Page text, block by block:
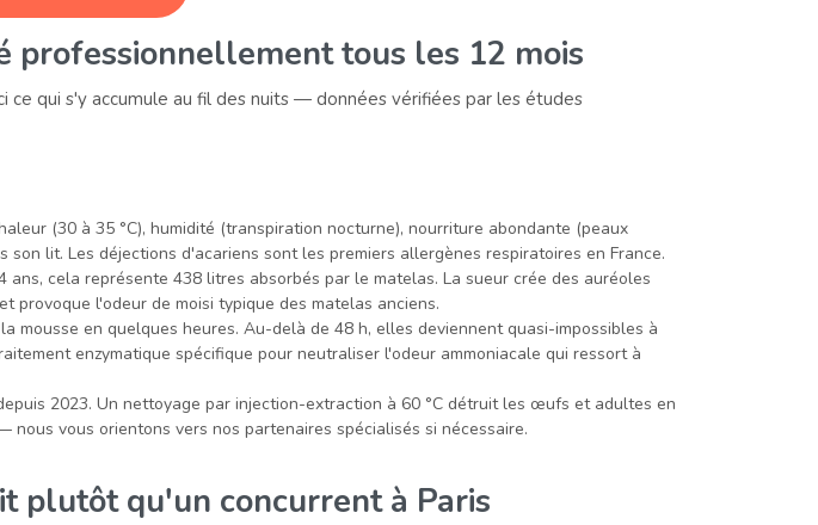
professionnellement tous les 12 mois
qui s'y accumule au fil des nuits — données vérifiées par les études
(30 à 35 °C), humidité (transpiration nocturne), nourriture abondante (peaux
lit. Les déjections d'acariens sont les premiers allergènes respiratoires en France.
ans, cela représente 438 litres absorbés par le matelas. La sueur crée des auréoles
provoque l'odeur de moisi typique des matelas anciens.
mousse en quelques heures. Au-delà de 48 h, elles deviennent quasi-impossibles à
enzymatique spécifique pour neutraliser l'odeur ammoniacale qui ressort à
2023. Un nettoyage par injection-extraction à 60 °C détruit les œufs et adultes en
vous orientons vers nos partenaires spécialisés si nécessaire.
plutôt qu'un concurrent à Paris